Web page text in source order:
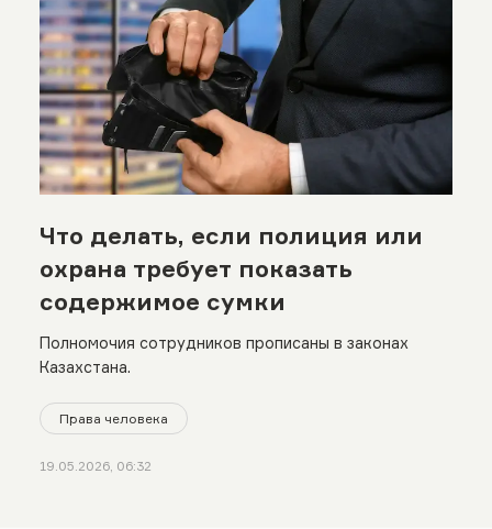
Что делать, если полиция или
охрана требует показать
содержимое сумки
Полномочия сотрудников прописаны в законах
Казахстана.
Права человека
19.05.2026, 06:32